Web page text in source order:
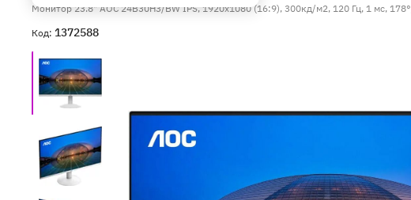
Монитор 23.8" AOC 24B30H3/BW IPS, 1920x1080 (16:9), 300кд/м2, 120 Гц, 1 мс,
Код: 1372588